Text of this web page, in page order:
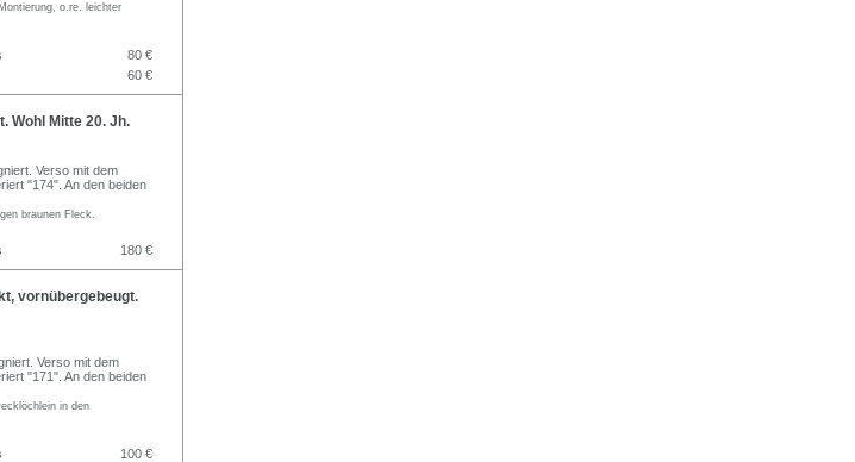
o.re. leichter
80 €
60 €
Wohl Mitte 20. Jh.
Verso mit dem
"174". An den beiden
braunen Fleck.
180 €
vornübergebeugt.
Verso mit dem
"171". An den beiden
in den
100 €